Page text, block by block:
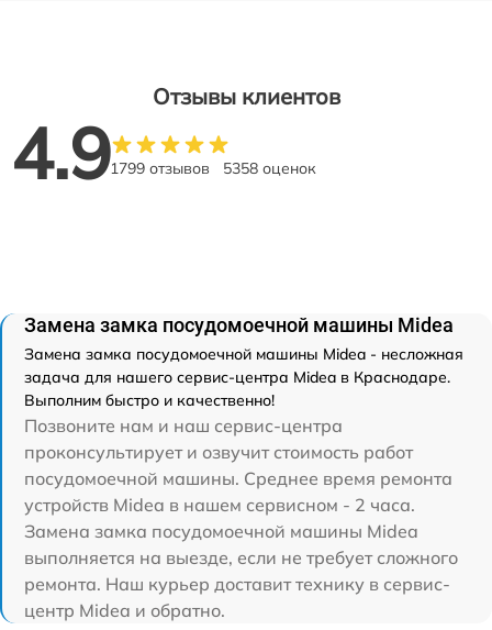
Отзывы клиентов
4.91799 отзывов 5358 оценок
Замена замка посудомоечной машины Midea
Замена замка посудомоечной машины Midea - несложная
задача для нашего сервис-центра Midea в Краснодаре.
Выполним быстро и качественно!
Позвоните нам и наш сервис-центра
проконсультирует и озвучит стоимость работ
посудомоечной машины. Среднее время ремонта
устройств Midea в нашем сервисном - 2 часа.
Замена замка посудомоечной машины Midea
выполняется на выезде, если не требует сложного
ремонта. Наш курьер доставит технику в сервис-
центр Midea и обратно.